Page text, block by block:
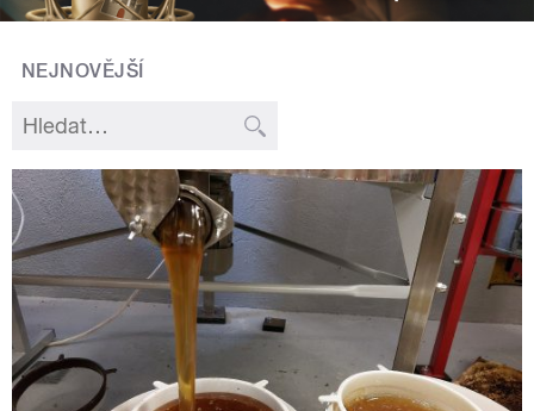
NEJNOVĚJŠÍ